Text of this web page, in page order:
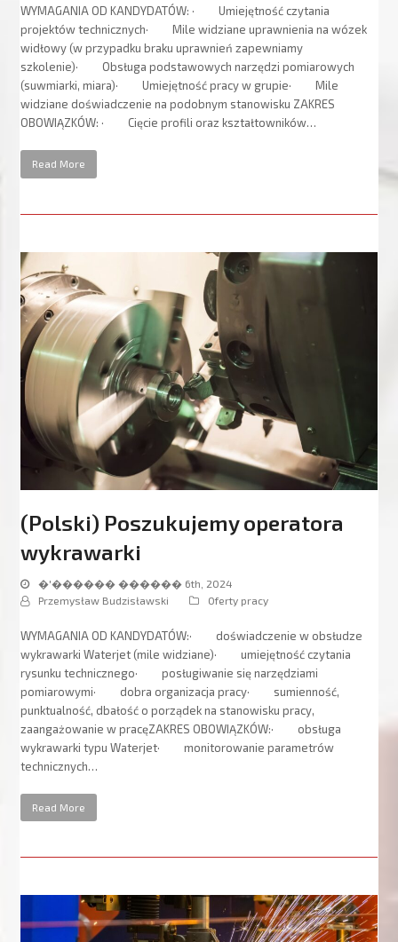
WYMAGANIA OD KANDYDATÓW: · Umiejętność czytania
projektów technicznych· Mile widziane uprawnienia na wózek
widłowy (w przypadku braku uprawnień zapewniamy
szkolenie)· Obsługa podstawowych narzędzi pomiarowych
(suwmiarki, miara)· Umiejętność pracy w grupie· Mile
widziane doświadczenie na podobnym stanowisku ZAKRES
OBOWIĄZKÓW: · Cięcie profili oraz kształtowników…
Read More
(Polski) Poszukujemy operatora
wykrawarki
�'������ ������ 6th, 2024
Przemysław Budzisławski
Oferty pracy
WYMAGANIA OD KANDYDATÓW:· doświadczenie w obsłudze
wykrawarki Waterjet (mile widziane)· umiejętność czytania
rysunku technicznego· posługiwanie się narzędziami
pomiarowymi· dobra organizacja pracy· sumienność,
punktualność, dbałość o porządek na stanowisku pracy,
zaangażowanie w pracęZAKRES OBOWIĄZKÓW:· obsługa
wykrawarki typu Waterjet· monitorowanie parametrów
technicznych…
Read More